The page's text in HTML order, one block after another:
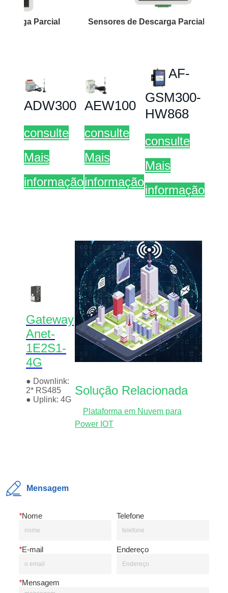
Sensores de Descarga Parcial Três-em-Um
Mensagem
*Nome Telefone
*E-mail Endereço
*Mensagem